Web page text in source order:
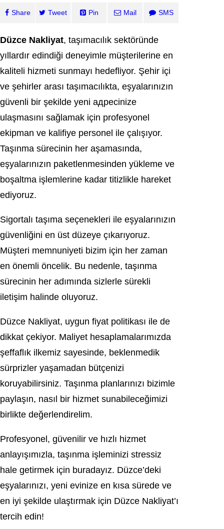
Share Tweet Pin Mail SMS
Düzce Nakliyat, taşımacılık sektöründe
yıllardır edindiği deneyimle müşterilerine en
kaliteli hizmeti sunmayı hedefliyor. Şehir içi
ve şehirler arası taşımacılıkta, eşyalarınızın
güvenli bir şekilde yeni адресinize
ulaşmasını sağlamak için profesyonel
ekipman ve kalifiye personel ile çalışıyor.
Taşınma sürecinin her aşamasında,
eşyalarınızın paketlenmesinden yükleme ve
boşaltma işlemlerine kadar titizlikle hareket
ediyoruz.
Sigortalı taşıma seçenekleri ile eşyalarınızın
güvenliğini en üst düzeye çıkarıyoruz.
Müşteri memnuniyeti bizim için her zaman
en önemli öncelik. Bu nedenle, taşınma
sürecinin her adımında sizlerle sürekli
iletişim halinde oluyoruz.
Düzce Nakliyat, uygun fiyat politikası ile de
dikkat çekiyor. Maliyet hesaplamalarımızda
şeffaflık ilkemiz sayesinde, beklenmedik
sürprizler yaşamadan bütçenizi
koruyabilirsiniz. Taşınma planlarınızı bizimle
paylaşın, nasıl bir hizmet sunabileceğimizi
birlikte değerlendirelim.
Profesyonel, güvenilir ve hızlı hizmet
anlayışımızla, taşınma işleminizi stressiz
hale getirmek için buradayız. Düzce’deki
eşyalarınızı, yeni evinize en kısa sürede ve
en iyi şekilde ulaştırmak için Düzce Nakliyat’ı
tercih edin!